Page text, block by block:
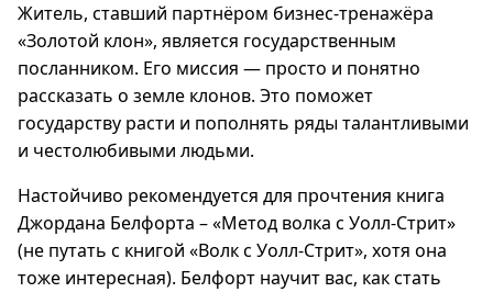
Житель, ставший партнёром бизнес-тренажёра
«Золотой клон», является государственным
посланником. Его миссия — просто и понятно
рассказать о земле клонов. Это поможет
государству расти и пополнять ряды талантливыми
и честолюбивыми людьми.
Настойчиво рекомендуется для прочтения книга
Джордана Белфорта – «Метод волка с Уолл-Стрит»
(не путать с книгой «Волк с Уолл-Стрит», хотя она
тоже интересная). Белфорт научит вас, как стать